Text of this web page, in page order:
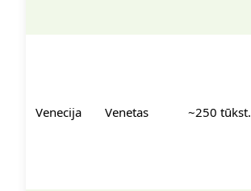
Venecija Venetas ~250 tūkst.